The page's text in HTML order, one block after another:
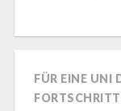
FÜR EINE UNI